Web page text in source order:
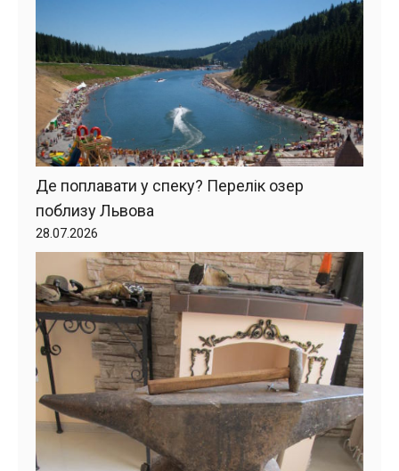
Де поплавати у спеку? Перелік озер
поблизу Львова
28.07.2026